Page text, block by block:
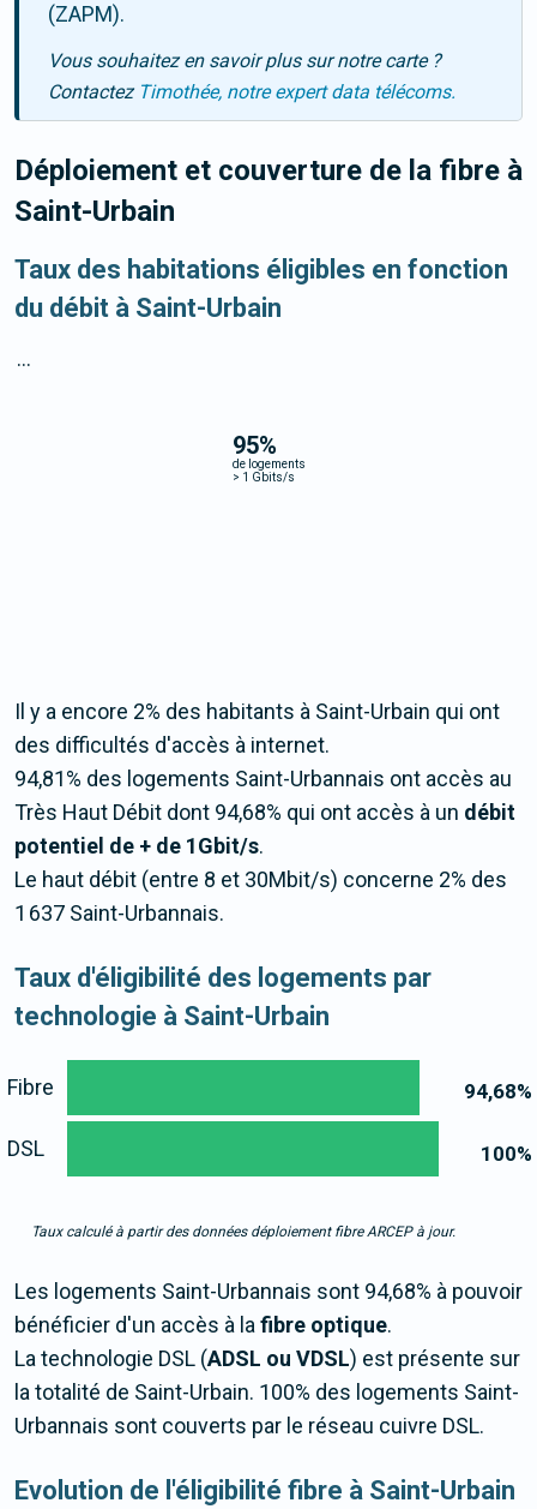
(ZAPM).
Vous souhaitez en savoir plus sur notre carte ?
Contactez Timothée, notre expert data télécoms.
Déploiement et couverture de la fibre à
Saint-Urbain
Taux des habitations éligibles en fonction
du débit à Saint-Urbain
95%
de logements
> 1 Gbits/s
...
Il y a encore 2% des habitants à Saint-Urbain qui ont
des difficultés d'accès à internet.
94,81% des logements Saint-Urbannais ont accès au
Très Haut Débit dont 94,68% qui ont accès à un débit
potentiel de + de 1Gbit/s.
Le haut débit (entre 8 et 30Mbit/s) concerne 2% des
1 637 Saint-Urbannais.
Taux d'éligibilité des logements par
technologie à Saint-Urbain
94,68%
100%
Fibre
DSL
Taux calculé à partir des données déploiement fibre ARCEP à jour.
Les logements Saint-Urbannais sont 94,68% à pouvoir
bénéficier d'un accès à lafibre optique.
La technologie DSL (ADSL ou VDSL) est présente sur
la totalité de Saint-Urbain. 100% des logements Saint-
Urbannais sont couverts par le réseau cuivre DSL.
Evolution de l'éligibilité fibre à Saint-Urbain